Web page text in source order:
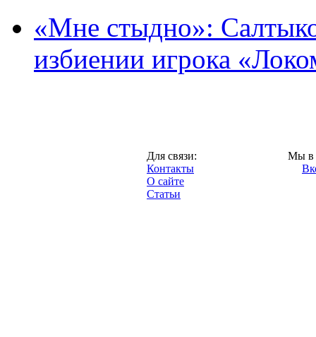
«Мне стыдно»:
избиении игрока
Для связи:
Контакты
О сайте
Статьи
Мы в